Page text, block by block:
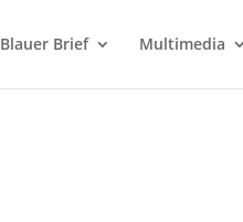
Blauer Brief Multimedia